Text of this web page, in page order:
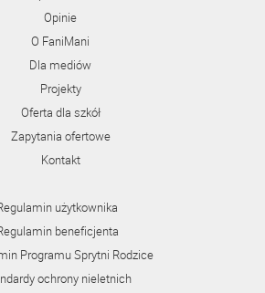
Opinie
O FaniMani
Dla mediów
Projekty
Oferta dla szkół
Zapytania ofertowe
Kontakt
użytkownika
beneficjenta
Programu Sprytni Rodzice
ochrony nieletnich